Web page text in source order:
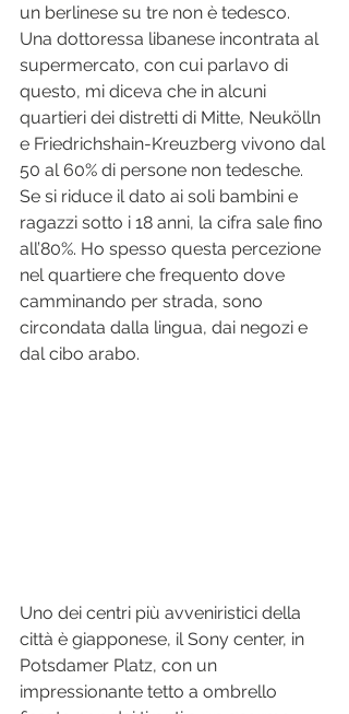
un berlinese su tre non è tedesco.
Una dottoressa libanese incontrata al
supermercato, con cui parlavo di
questo, mi diceva che in alcuni
quartieri dei distretti di Mitte, Neukölln
e Friedrichshain-Kreuzberg vivono dal
50 al 60% di persone non tedesche.
Se si riduce il dato ai soli bambini e
ragazzi sotto i 18 anni, la cifra sale fino
all’80%. Ho spesso questa percezione
nel quartiere che frequento dove
camminando per strada, sono
circondata dalla lingua, dai negozi e
dal cibo arabo.
Uno dei centri più avveniristici della
città è giapponese, il Sony center, in
Potsdamer Platz, con un
impressionante tetto a ombrello